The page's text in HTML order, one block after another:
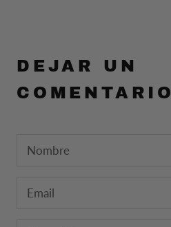
DEJAR UN
COMENTARIO